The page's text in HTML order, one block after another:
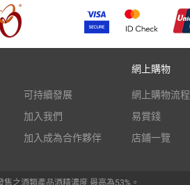
可持續發展
加入我們
加入成為合作夥伴
網上購物
網上購物流程
易賞錢
店鋪一覽
之酒類產品酒精濃度 最高為53%。